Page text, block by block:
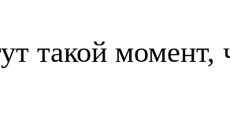
такой момент,